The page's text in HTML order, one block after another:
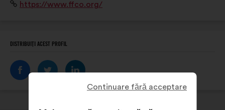
rassemble un réseau de 1200 clubs et plus de 750 000
Sitehttps://www.ffco.org/
DISTRIBUIȚI ACEST PROFIL
Continuare fără acceptare